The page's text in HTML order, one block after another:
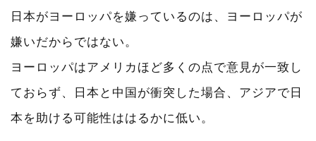
日本がヨーロッパを嫌っているのは、ヨーロッパが
嫌いだからではない。
ヨーロッパはアメリカほど多くの点で意見が一致し
ておらず、日本と中国が衝突した場合、アジアで日
本を助ける可能性ははるかに低い。